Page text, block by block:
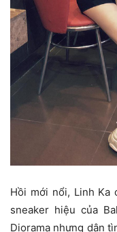
Hồi mới nổi, Linh Ka
sneaker hiệu của
Diorama nhưng dân